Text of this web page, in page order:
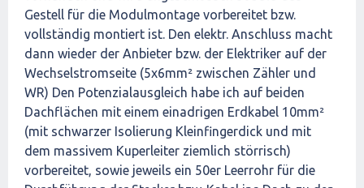
Gestell für die Modulmontage vorbereitet bzw.
vollständig montiert ist. Den elektr. Anschluss macht
dann wieder der Anbieter bzw. der Elektriker auf der
Wechselstromseite (5x6mm² zwischen Zähler und
WR) Den Potenzialausgleich habe ich auf beiden
Dachflächen mit einem einadrigen Erdkabel 10mm²
(mit schwarzer Isolierung Kleinfingerdick und mit
dem massivem Kuperleiter ziemlich störrisch)
vorbereitet, sowie jeweils ein 50er Leerrohr für die